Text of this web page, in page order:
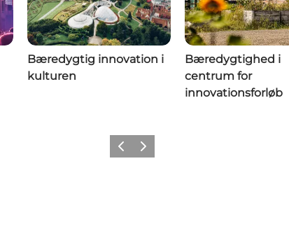
Bæredygtig innovation i
kulturen
Bæredygtighed i
centrum for
innovationsforløb
ForrigeNæste